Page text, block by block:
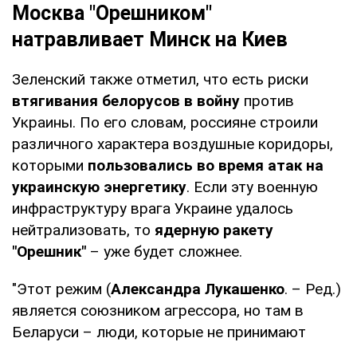
Москва "Орешником"
натравливает Минск на Киев
Зеленский также отметил, что есть риски
втягивания белорусов в войну против
Украины. По его словам, россияне строили
различного характера воздушные коридоры,
которыми пользовались во время атак на
украинскую энергетику. Если эту военную
инфраструктуру врага Украине удалось
нейтрализовать, то ядерную ракету
"Орешник" – уже будет сложнее.
"Этот режим (Александра Лукашенко. – Ред.)
является союзником агрессора, но там в
Беларуси – люди, которые не принимают